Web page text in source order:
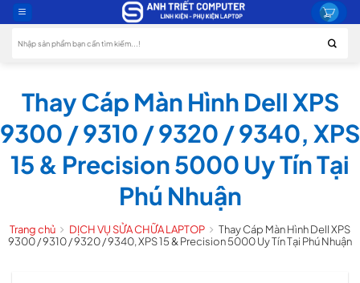
to
content
Thay Cáp Màn Hình Dell XPS
9300 / 9310 / 9320 / 9340, XPS
15 & Precision 5000 Uy Tín Tại
Phú Nhuận
Trang chủ DỊCH VỤ SỬA CHỮA LAPTOP
Thay Cáp Màn Hình Dell XPS
9300 / 9310 / 9320 / 9340, XPS 15 & Precision 5000 Uy Tín Tại Phú Nhuận